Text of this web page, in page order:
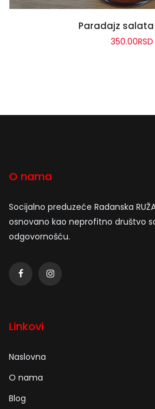
READ MORE
Paradajz salata
350.00RSD
O nama
Socijalno preduzeće Radanska
osnovano kao neprofitno društvo
odgovornošću.
Linkovi
Naslovna
O nama
Blog